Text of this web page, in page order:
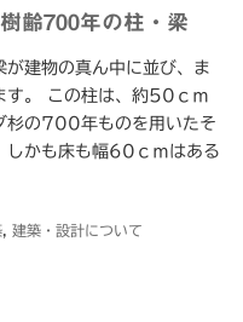
齢700年の柱・梁
が建物の真ん中に並び、ま
す。 この柱は、約50ｃｍ
杉の700年ものを用いたそ
しかも床も幅60ｃｍはある
建築・設計について